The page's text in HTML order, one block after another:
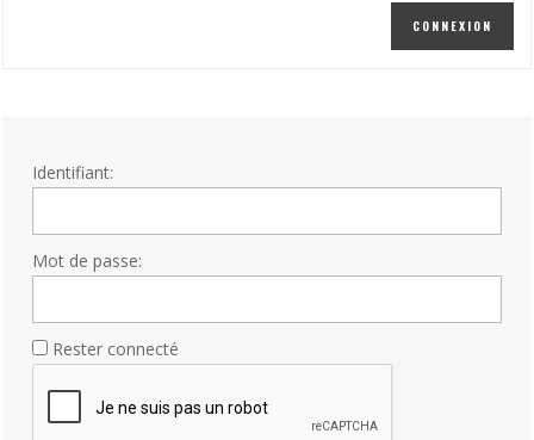
CONNEXION
Identifiant:
Mot de passe:
Rester connecté